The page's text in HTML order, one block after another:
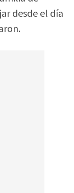
desde el día